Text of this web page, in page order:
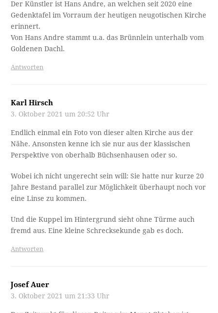
Der Künstler ist Hans Andre, an welchen seit 2020 eine
Gedenktafel im Vorraum der heutigen neugotischen Kirche
erinnert.
Von Hans Andre stammt u.a. das Brünnlein unterhalb vom
Goldenen Dachl.
Antworten
Karl Hirsch
3. Oktober 2021 um 20:52 Uhr
Endlich einmal ein Foto von dieser alten Kirche aus der
Nähe. Ansonsten kenne ich sie nur aus der klassischen
Perspektive von oberhalb Büchsenhausen oder so.
Wobei ich nicht ungerecht sein will: Sie hatte nur kurze 20
Jahre Bestand parallel zur Möglichkeit überhaupt noch vor
eine Linse zu kommen.
Und die Kuppel im Hintergrund sieht ohne Türme auch
fremd aus. Eine kleine Schrecksekunde gab es doch.
Antworten
Josef Auer
3. Oktober 2021 um 21:33 Uhr